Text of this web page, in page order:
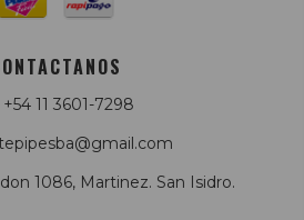
+54 11 3601-7298
1086, Martinez. San Isidro.